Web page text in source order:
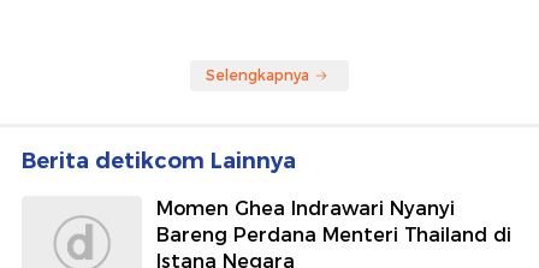
Selengkapnya
Berita detikcom Lainnya
Momen Ghea Indrawari Nyanyi
Bareng Perdana Menteri Thailand di
Istana Negara